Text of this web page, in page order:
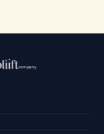
company